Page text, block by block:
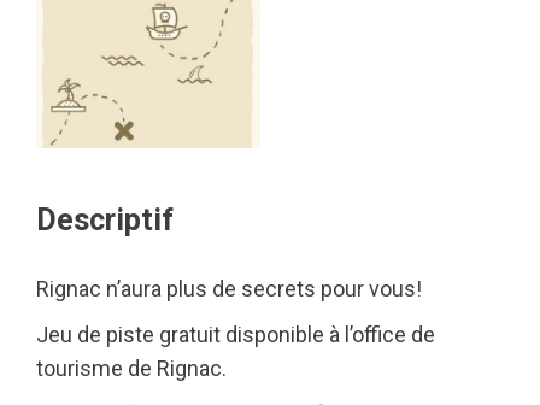
Descriptif
Rignac n’aura plus de secrets pour vous!
Jeu de piste gratuit disponible à l’office de
tourisme de Rignac.